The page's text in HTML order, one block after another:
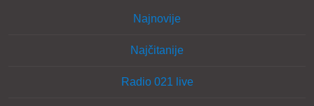
Najnovije
Najčitanije
Radio 021 live